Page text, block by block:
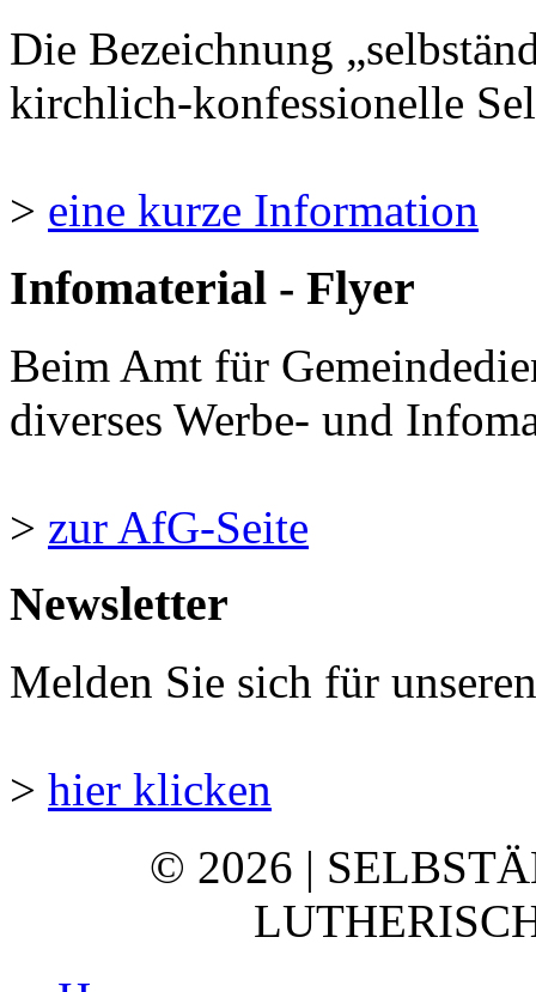
Die Bezeichnung
kirchlich-konfessionelle
> eine kurze Information
Infomaterial - Flyer
Beim Amt für
diverses Werbe- und
> zur AfG-Seite
Newsletter
Melden Sie sich für
> hier klicken
© 2026 |